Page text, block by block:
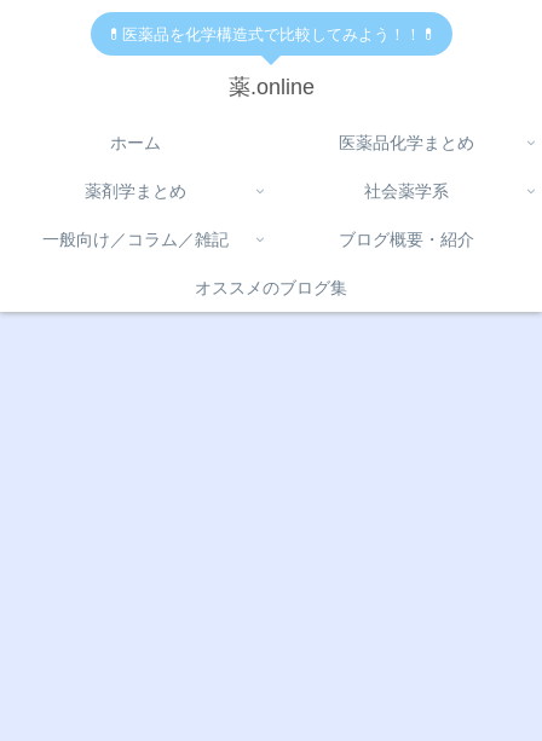
💊医薬品を化学構造式で比較してみよう！！💊
薬.online
ホーム 医薬品化学まとめ
薬剤学まとめ 社会薬学系
一般向け／コラム／雑記 ブログ概要・紹介
オススメのブログ集